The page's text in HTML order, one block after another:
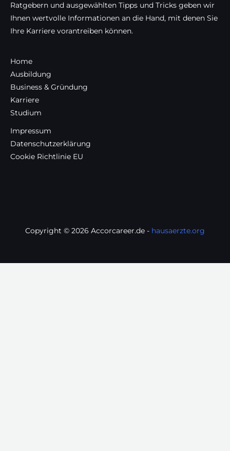
Ratgebern und ausgewählten Tipps und Tricks geben wir
Ihnen wertvolle Informationen an die Hand, mit denen Sie
Ihre Karriere vorantreiben können.
Home
Ausbildung
Business & Gründung
Karriere
Studium
Impressum
Datenschutzerklärung
Cookie Richtlinie EU
Copyright © 2026 Accorcareer.de - hausaerzte.org